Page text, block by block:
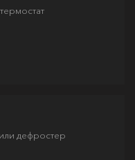
дефростер